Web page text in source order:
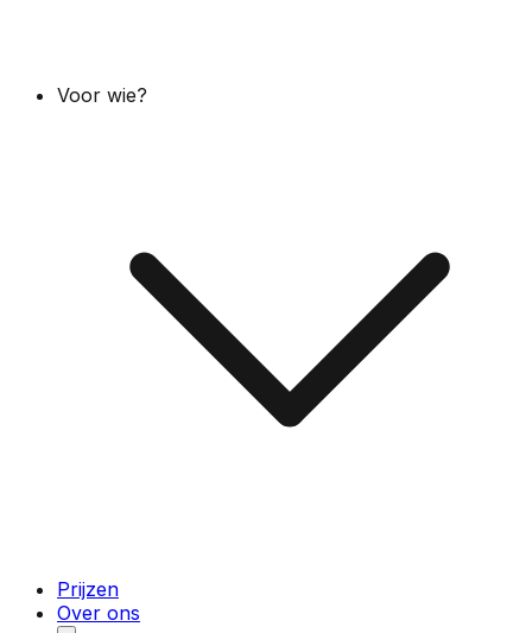
Voor wie?
Prijzen
Over ons